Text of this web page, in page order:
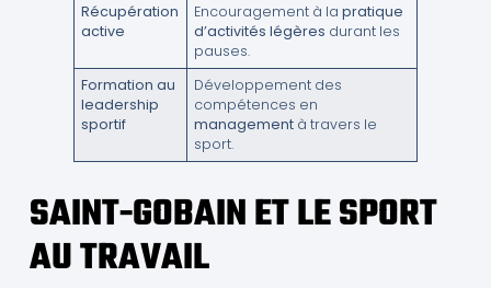
Récupération
active
Encouragement à lapratique
d’activités légères durant les
pauses.
Formation au
leadership
sportif
Développement des
compétences en
management à travers le
sport.
SAINT-GOBAIN ET LE SPORT
AU TRAVAIL